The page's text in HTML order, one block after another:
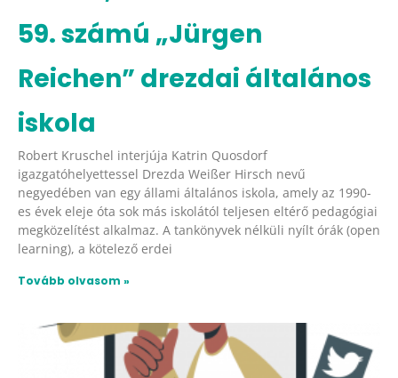
59. számú „Jürgen
Reichen” drezdai általános
iskola
Robert Kruschel interjúja Katrin Quosdorf
igazgatóhelyettessel Drezda Weißer Hirsch nevű
negyedében van egy állami általános iskola, amely az 1990-
es évek eleje óta sok más iskolától teljesen eltérő pedagógiai
megközelítést alkalmaz. A tankönyvek nélküli nyílt órák (open
learning), a kötelező erdei
Tovább olvasom »